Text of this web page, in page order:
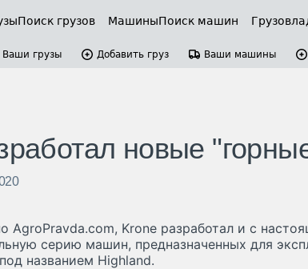
Поиск грузов МашиныПоиск машин
Ваши грузы Добавить груз Ваши машины
новые
AgroPravda.com, Krone разработал и с
серию машин, предназначенных для
названием Highland.